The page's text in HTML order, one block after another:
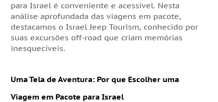
para Israel é conveniente e acessível. Nesta
análise aprofundada das viagens em pacote,
destacamos o Israel Jeep Tourism, conhecido por
suas excursões off-road que criam memórias
inesquecíveis.
Uma Tela de Aventura: Por que Escolher uma
Viagem em Pacote para Israel